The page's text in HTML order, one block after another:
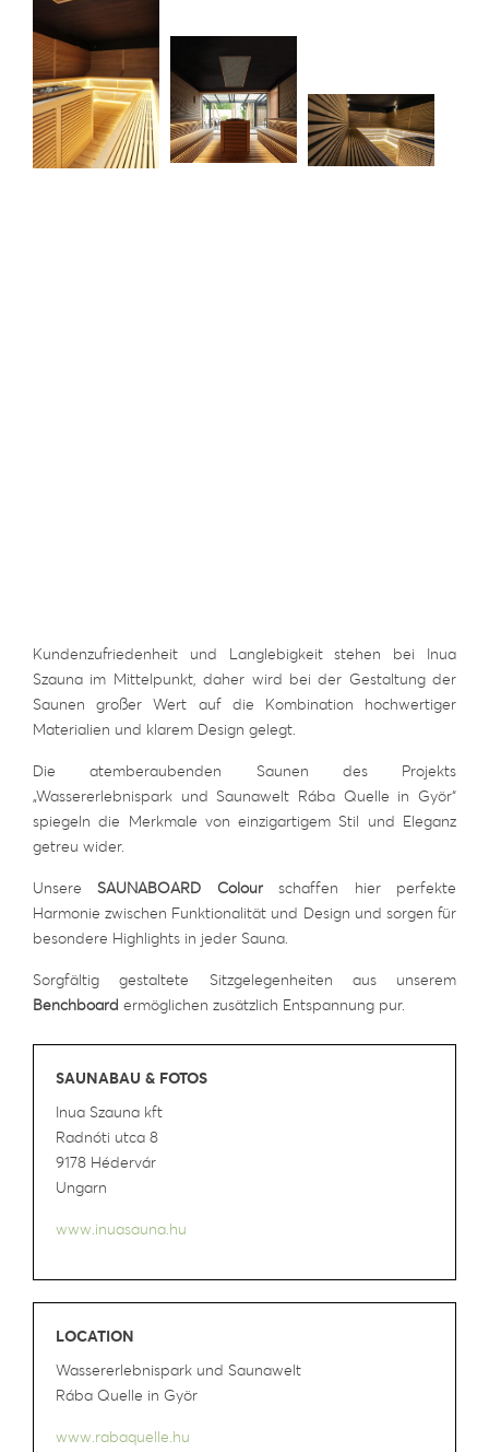
Kundenzufriedenheit und Langlebigkeit stehen bei Inua
Szauna im Mittelpunkt, daher wird bei der Gestaltung der
Saunen großer Wert auf die Kombination hochwertiger
Materialien und klarem Design gelegt.
Die atemberaubenden Saunen des Projekts
„Wassererlebnispark und Saunawelt Rába Quelle in Györ“
spiegeln die Merkmale von einzigartigem Stil und Eleganz
getreu wider.
Unsere SAUNABOARD Colourschaffen hier perfekte
Harmonie zwischen Funktionalität und Design und sorgen für
besondere Highlights in jeder Sauna.
Sorgfältig gestaltete Sitzgelegenheiten aus unserem
Benchboard ermöglichen zusätzlich Entspannung pur.
SAUNABAU & FOTOS
Inua Szauna kft
Radnóti utca 8
9178 Hédervár
Ungarn
www.inuasauna.hu
LOCATION
Wassererlebnispark und Saunawelt
Rába Quelle in Györ
www.rabaquelle.hu